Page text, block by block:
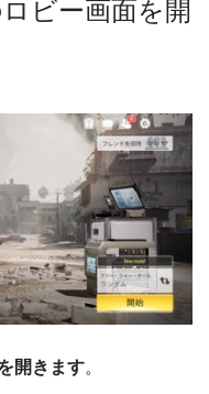
ビー画面を開
開きます。